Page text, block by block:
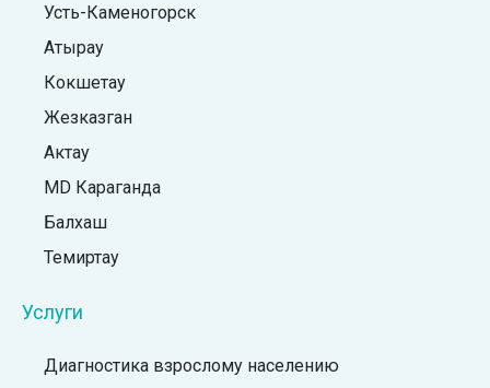
Усть-Каменогорск
Атырау
Кокшетау
Жезказган
Актау
MD Караганда
Балхаш
Темиртау
Услуги
Диагностика взрослому населению